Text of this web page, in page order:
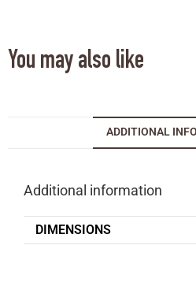
You may also like
ADDITIONAL
Additional information
DIMENSIONS